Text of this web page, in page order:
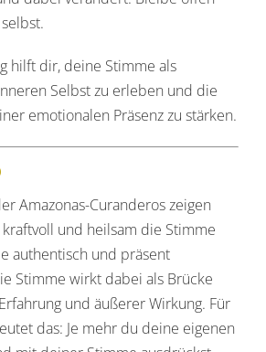
hilft dir, deine Stimme als
Selbst zu erleben und die
emotionalen Präsenz zu stärken.
Amazonas-Curanderos zeigen
und heilsam die Stimme
authentisch und präsent
Stimme wirkt dabei als Brücke
und äußerer Wirkung. Für
das: Je mehr du deine eigenen